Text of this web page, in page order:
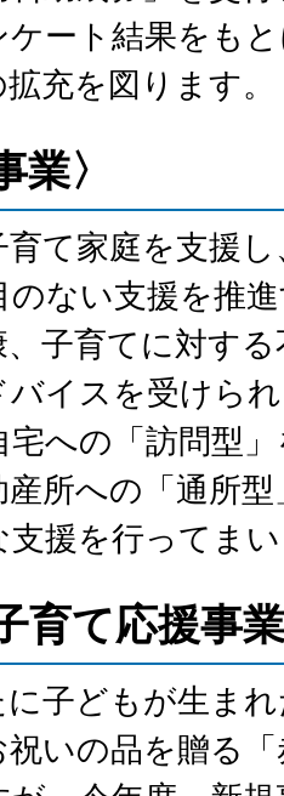
ート結果をも
充を図ります。
業〉
て家庭を支援
ない支援を推
子育てに対す
イスを受けら
への「訪問型
所への「通所
援を行ってま
育て応援事
子どもが生ま
祝いの品を贈る